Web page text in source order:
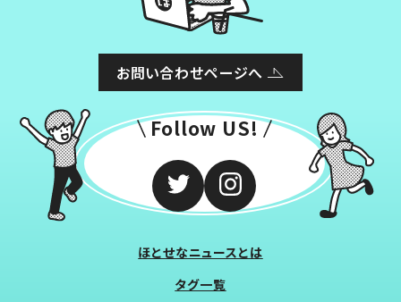
お問い合わせページへ
Follow US!
ほとせなニュースとは
タグ一覧